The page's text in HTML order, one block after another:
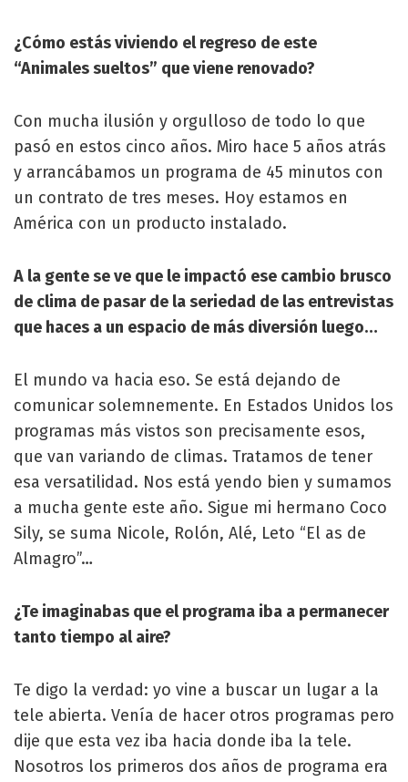
¿Cómo estás viviendo el regreso de este
“Animales sueltos” que viene renovado?
Con mucha ilusión y orgulloso de todo lo que
pasó en estos cinco años. Miro hace 5 años atrás
y arrancábamos un programa de 45 minutos con
un contrato de tres meses. Hoy estamos en
América con un producto instalado.
A la gente se ve que le impactó ese cambio brusco
de clima de pasar de la seriedad de las entrevistas
que haces a un espacio de más diversión luego…
El mundo va hacia eso. Se está dejando de
comunicar solemnemente. En Estados Unidos los
programas más vistos son precisamente esos,
que van variando de climas. Tratamos de tener
esa versatilidad. Nos está yendo bien y sumamos
a mucha gente este año. Sigue mi hermano Coco
Sily, se suma Nicole, Rolón, Alé, Leto “El as de
Almagro”…
¿Te imaginabas que el programa iba a permanecer
tanto tiempo al aire?
Te digo la verdad: yo vine a buscar un lugar a la
tele abierta. Venía de hacer otros programas pero
dije que esta vez iba hacia donde iba la tele.
Nosotros los primeros dos años de programa era